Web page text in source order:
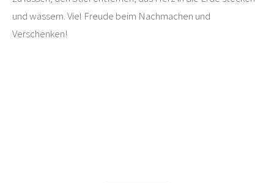
und wässern. Viel Freude beim Nachmachen und
Verschenken!